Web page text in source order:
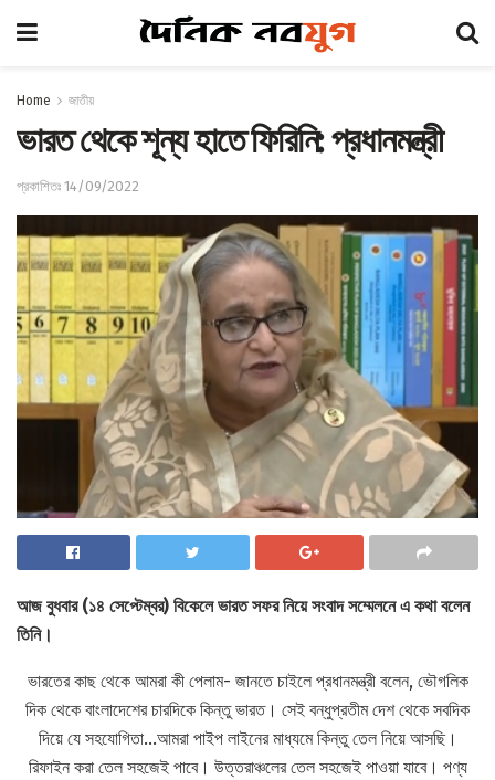
Home জাতীয়
ভারত থেকে শূন্য হাতে ফিরিনি: প্রধানমন্ত্রী
প্রকাশিতঃ 14/09/2022
আজ বুধবার (১৪ সেপ্টেম্বর) বিকেলে ভারত সফর নিয়ে সংবাদ সম্মেলনে এ কথা বলেন
তিনি।
ভারতের কাছ থেকে আমরা কী পেলাম- জানতে চাইলে প্রধানমন্ত্রী বলেন, ভৌগলিক
দিক থেকে বাংলাদেশের চারদিকে কিন্তু ভারত। সেই বন্ধুপ্রতীম দেশ থেকে সবদিক
দিয়ে যে সহযোগিতা…আমরা পাইপ লাইনের মাধ্যমে কিন্তু তেল নিয়ে আসছি।
রিফাইন করা তেল সহজেই পাবে। উত্তরাঞ্চলের তেল সহজেই পাওয়া যাবে। পণ্য